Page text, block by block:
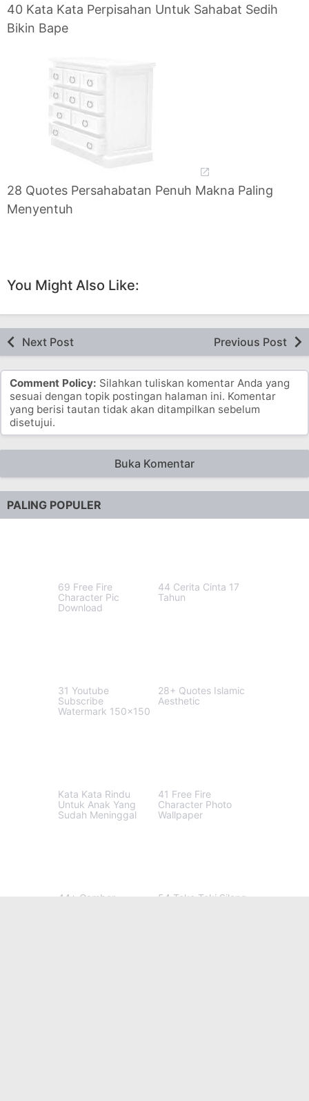
40 Kata Kata Perpisahan Untuk Sahabat Sedih
Bikin Bape
28 Quotes Persahabatan Penuh Makna Paling
Menyentuh
You Might Also Like:
Next Post Previous Post
Comment Policy: Silahkan tuliskan komentar Anda yang
sesuai dengan topik postingan halaman ini. Komentar
yang berisi tautan tidak akan ditampilkan sebelum
disetujui.
Buka Komentar
PALING POPULER
69 Free Fire
Character Pic
Download
44 Cerita Cinta 17
Tahun
31 Youtube
Subscribe
Watermark 150x150
28+ Quotes Islamic
Aesthetic
Kata Kata Rindu
Untuk Anak Yang
Sudah Meninggal
41 Free Fire
Character Photo
Wallpaper
44+ Gambar
54 Teka Teki Silang